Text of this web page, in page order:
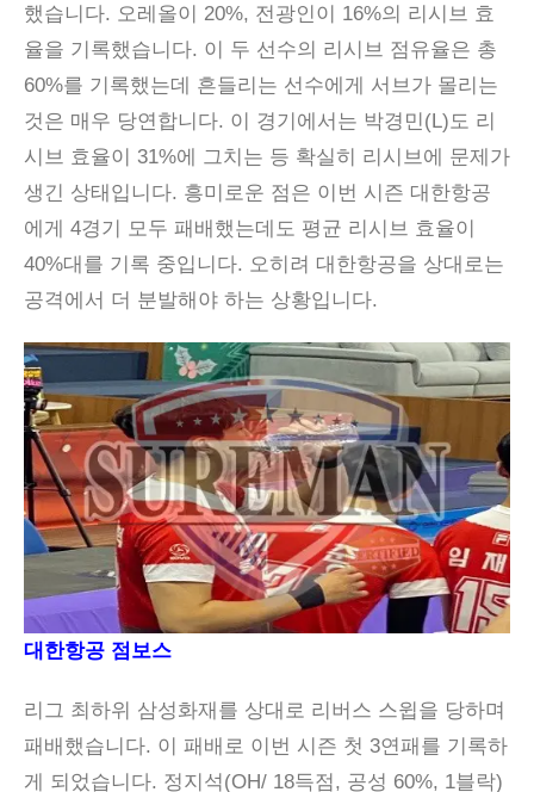
했습니다. 오레올이 20%, 전광인이 16%의 리시브 효
율을 기록했습니다. 이 두 선수의 리시브 점유율은 총
60%를 기록했는데 흔들리는 선수에게 서브가 몰리는
것은 매우 당연합니다. 이 경기에서는 박경민(L)도 리
시브 효율이 31%에 그치는 등 확실히 리시브에 문제가
생긴 상태입니다. 흥미로운 점은 이번 시즌 대한항공
에게 4경기 모두 패배했는데도 평균 리시브 효율이
40%대를 기록 중입니다. 오히려 대한항공을 상대로는
공격에서 더 분발해야 하는 상황입니다.
대한항공 점보스
리그 최하위 삼성화재를 상대로 리버스 스윕을 당하며
패배했습니다. 이 패배로 이번 시즌 첫 3연패를 기록하
게 되었습니다. 정지석(OH/ 18득점, 공성 60%, 1블락)